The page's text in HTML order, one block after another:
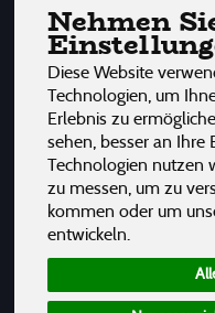
Nehmen
Diese Website
Technologien, um
Erlebnis zu
sehen, besser an Ihre
Technologien nutzen
zu messen, um zu
kommen oder um
entwickeln.
Fertigmischungen
Suppen
Hersteller